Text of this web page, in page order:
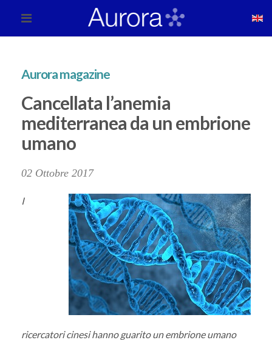
Aurora magazine
Cancellata l’anemia
mediterranea da un embrione
umano
02 Ottobre 2017
I
ricercatori cinesi hanno guarito un embrione umano